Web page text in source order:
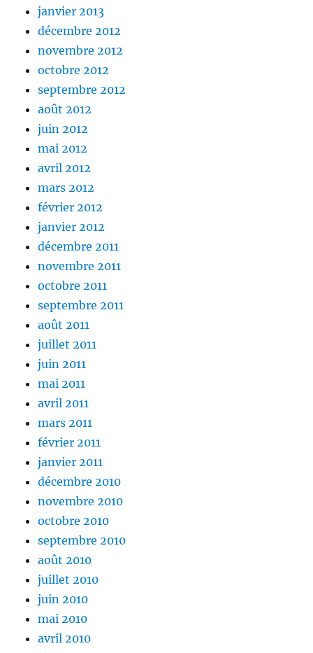
janvier 2013
décembre 2012
novembre 2012
octobre 2012
septembre 2012
août 2012
juin 2012
mai 2012
avril 2012
mars 2012
février 2012
janvier 2012
décembre 2011
novembre 2011
octobre 2011
septembre 2011
août 2011
juillet 2011
juin 2011
mai 2011
avril 2011
mars 2011
février 2011
janvier 2011
décembre 2010
novembre 2010
octobre 2010
septembre 2010
août 2010
juillet 2010
juin 2010
mai 2010
avril 2010